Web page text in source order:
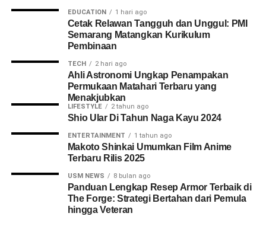
EDUCATION 1 hari ago
Cetak Relawan Tangguh dan Unggul: PMI
Semarang Matangkan Kurikulum
Pembinaan
TECH 2 hari ago
Ahli Astronomi Ungkap Penampakan
Permukaan Matahari Terbaru yang
Menakjubkan
LIFESTYLE 2 tahun ago
Shio Ular Di Tahun Naga Kayu 2024
ENTERTAINMENT 1 tahun ago
Makoto Shinkai Umumkan Film Anime
Terbaru Rilis 2025
USM NEWS 8 bulan ago
Panduan Lengkap Resep Armor Terbaik di
The Forge: Strategi Bertahan dari Pemula
hingga Veteran